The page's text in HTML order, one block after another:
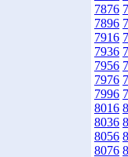
7876
7896
7916
7936
7956
7976
7996
8016
8036
8056
8076